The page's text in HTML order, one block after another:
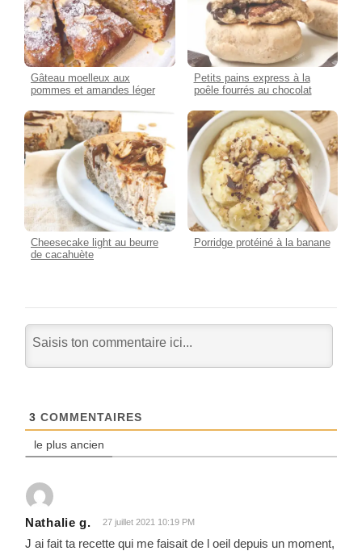
Gâteau moelleux aux
pommes et amandes léger
Petits pains express à la
poêle fourrés au chocolat
Cheesecake light au beurre
de cacahuète
Porridge protéiné à la banane
3 COMMENTAIRES
le plus ancien
Nathalie g. 27 juillet 2021 10:19 PM
J ai fait ta recette qui me faisait de l oeil depuis un moment,